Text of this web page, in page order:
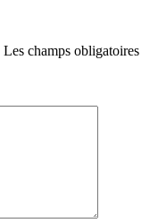
Les champs obligatoires